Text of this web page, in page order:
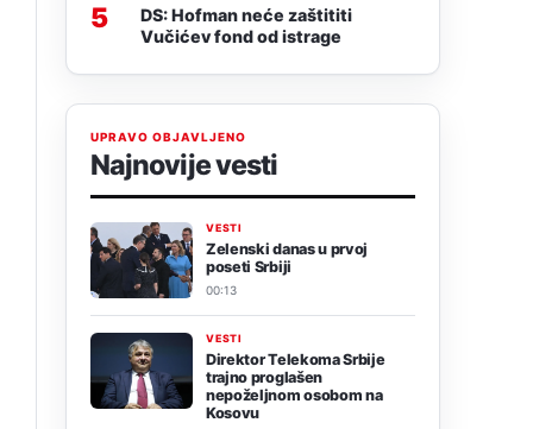
5
DS: Hofman neće zaštititi
Vučićev fond od istrage
UPRAVO OBJAVLJENO
Najnovije vesti
VESTI
Zelenski danas u prvoj
poseti Srbiji
00:13
VESTI
Direktor Telekoma Srbije
trajno proglašen
nepoželjnom osobom na
Kosovu